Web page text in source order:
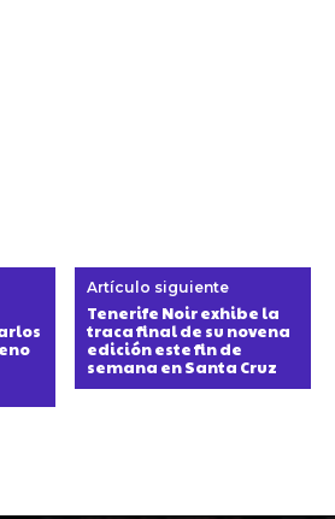
Artículo siguiente
Tenerife Noir exhibe la
traca final de su novena
edición este fin de
semana en Santa Cruz